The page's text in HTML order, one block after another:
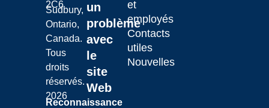
2C6
un
problème
avec
le
site
Web
et
employés
Contacts
utiles
Nouvelles
Reconnaissance
Sudbury,
Ontario,
Canada.
Tous
droits
réservés.
2026